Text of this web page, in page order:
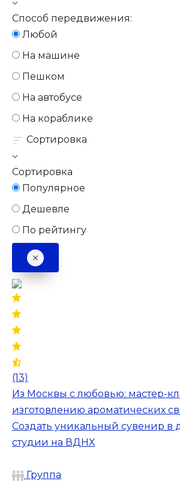
Способ передвижения:
Любой
На машине
Пешком
На автобусе
На кораблике
Сортировка
Сортировка
Популярное
Дешевле
По рейтингу
(13)
Из Москвы с любовью: мастер-
изготовлению ароматических
Создать уникальный сувенир в
студии на ВДНХ
Группа